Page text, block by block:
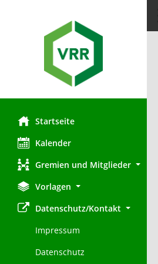
Startseite
Kalender
Gremien und Mitglieder
Vorlagen
Datenschutz/Kontakt
Impressum
Datenschutz